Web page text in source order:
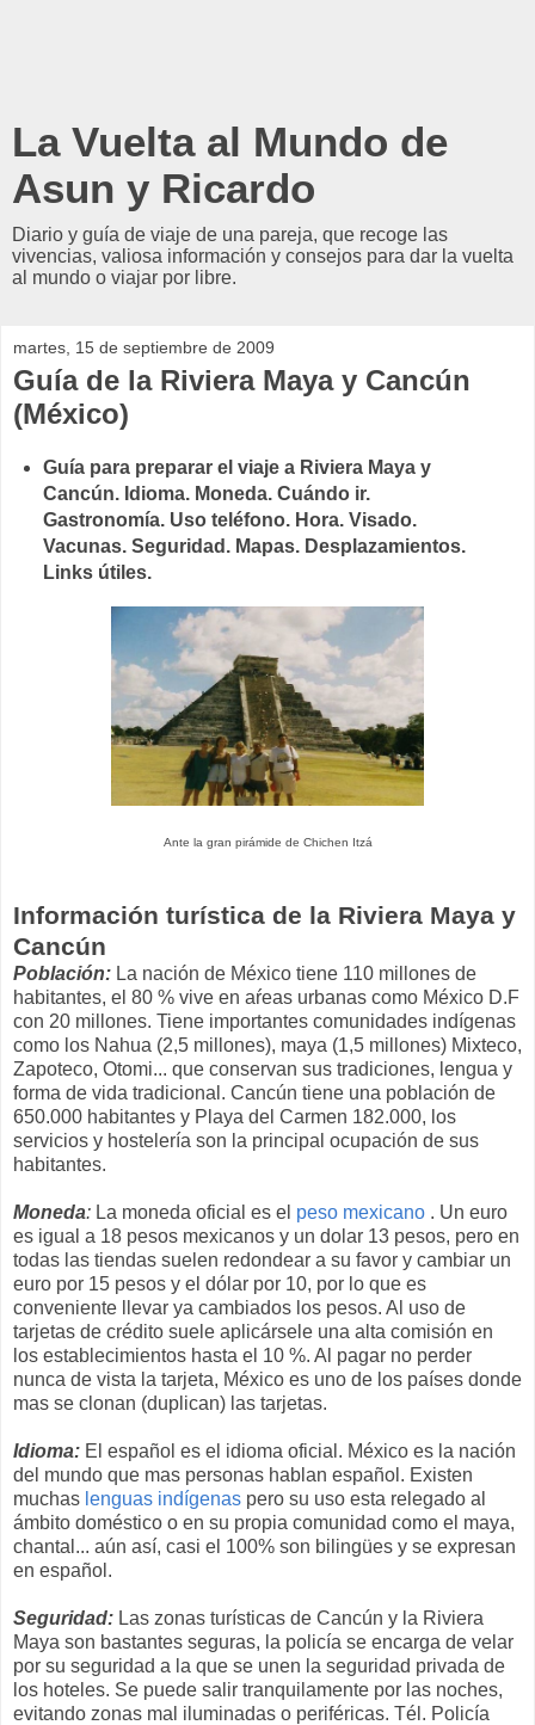
La Vuelta al Mundo de
Asun y Ricardo
Diario y guía de viaje de una pareja, que recoge las
vivencias, valiosa información y consejos para dar la vuelta
al mundo o viajar por libre.
martes, 15 de septiembre de 2009
Guía de la Riviera Maya y Cancún
(México)
Guía para preparar el viaje a Riviera Maya y
Cancún. Idioma. Moneda. Cuándo ir.
Gastronomía. Uso teléfono. Hora. Visado.
Vacunas. Seguridad. Mapas. Desplazamientos.
Links útiles.
Ante la gran pirámide de Chichen Itzá
Información turística de la Riviera Maya y
Cancún
Población: La nación de México tiene 110 millones de
habitantes, el 80 % vive en aŕeas urbanas como México D.F
con 20 millones. Tiene importantes comunidades indígenas
como los Nahua (2,5 millones), maya (1,5 millones) Mixteco,
Zapoteco, Otomi... que conservan sus tradiciones, lengua y
forma de vida tradicional. Cancún tiene una población de
650.000 habitantes y Playa del Carmen 182.000, los
servicios y hostelería son la principal ocupación de sus
habitantes.
Moneda: La moneda oficial es el peso mexicano . Un euro
es igual a 18 pesos mexicanos y un dolar 13 pesos, pero en
todas las tiendas suelen redondear a su favor y cambiar un
euro por 15 pesos y el dólar por 10, por lo que es
conveniente llevar ya cambiados los pesos. Al uso de
tarjetas de crédito suele aplicársele una alta comisión en
los establecimientos hasta el 10 %. Al pagar no perder
nunca de vista la tarjeta, México es uno de los países donde
mas se clonan (duplican) las tarjetas.
Idioma: El español es el idioma oficial. México es la nación
del mundo que mas personas hablan español. Existen
muchas lenguas indígenas pero su uso esta relegado al
ámbito doméstico o en su propia comunidad como el maya,
chantal... aún así, casi el 100% son bilingües y se expresan
en español.
Seguridad: Las zonas turísticas de Cancún y la Riviera
Maya son bastantes seguras, la policía se encarga de velar
por su seguridad a la que se unen la seguridad privada de
los hoteles. Se puede salir tranquilamente por las noches,
evitando zonas mal iluminadas o periféricas. Tél. Policía